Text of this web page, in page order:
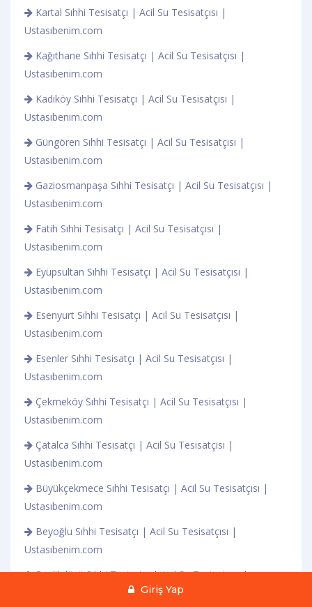
Giriş Yap
Kartal Sıhhi Tesisatçı | Acil Su Tesisatçısı |
Ustasıbenim.com
Kağıthane Sıhhi Tesisatçı | Acil Su Tesisatçısı |
Ustasıbenim.com
Kadıköy Sıhhi Tesisatçı | Acil Su Tesisatçısı |
Ustasıbenim.com
Güngören Sıhhi Tesisatçı | Acil Su Tesisatçısı |
Ustasıbenim.com
Gaziosmanpaşa Sıhhi Tesisatçı | Acil Su Tesisatçısı |
Ustasıbenim.com
Fatih Sıhhi Tesisatçı | Acil Su Tesisatçısı |
Ustasıbenim.com
Eyüpsultan Sıhhi Tesisatçı | Acil Su Tesisatçısı |
Ustasıbenim.com
Esenyurt Sıhhi Tesisatçı | Acil Su Tesisatçısı |
Ustasıbenim.com
Esenler Sıhhi Tesisatçı | Acil Su Tesisatçısı |
Ustasıbenim.com
Çekmeköy Sıhhi Tesisatçı | Acil Su Tesisatçısı |
Ustasıbenim.com
Çatalca Sıhhi Tesisatçı | Acil Su Tesisatçısı |
Ustasıbenim.com
Büyükçekmece Sıhhi Tesisatçı | Acil Su Tesisatçısı |
Ustasıbenim.com
Beyoğlu Sıhhi Tesisatçı | Acil Su Tesisatçısı |
Ustasıbenim.com
Beylikdüzü Sıhhi Tesisatçı | Acil Su Tesisatçısı |